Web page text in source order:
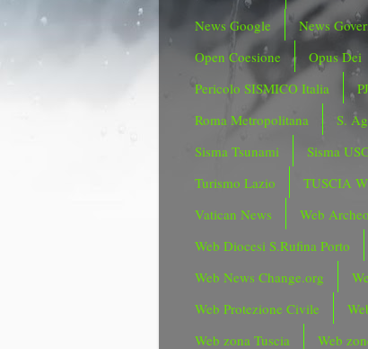
News Google
News
Open Coesione
Opus Dei
Pericolo SISMICO Italia
Roma Metropolitana
S.
Sisma Tsunami
Sisma
Turismo Lazio
TUSCIA
Vatican News
Web
Web Diocesi S.Rufina Porto
Web News Change.org
Web Protezione Civile
Web zona Tuscia
Web